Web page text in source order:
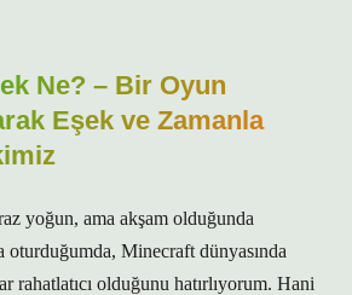
Ne? – Bir Oyun
Eşek ve Zamanla
yoğun, ama akşam olduğunda
oturduğumda, Minecraft dünyasında
rahatlatıcı olduğunu hatırlıyorum. Hani